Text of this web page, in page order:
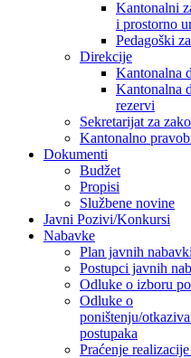
Kantonalni
i prostorno
Pedagoški
Direkcije
Kantonalna
Kantonalna
rezervi
Sekretarijat za
Kantonalno
Dokumenti
Budžet
Propisi
Službene novine
Javni Pozivi/Konkursi
Nabavke
Plan javnih nabavki
Postupci javnih
Odluke o izboru
Odluke o
poništenju/
postupaka
Praćenje